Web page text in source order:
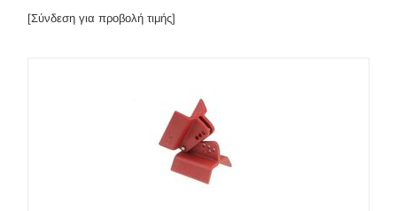
[Σύνδεση για προβολή τιμής]